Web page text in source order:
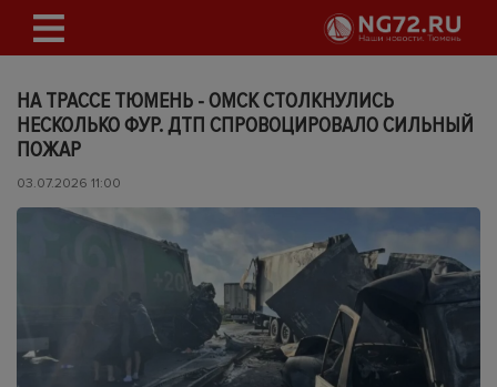
НА ТРАССЕ ТЮМЕНЬ - ОМСК СТОЛКНУЛИСЬ
НЕСКОЛЬКО ФУР. ДТП СПРОВОЦИРОВАЛО СИЛЬНЫЙ
ПОЖАР
03.07.2026 11:00